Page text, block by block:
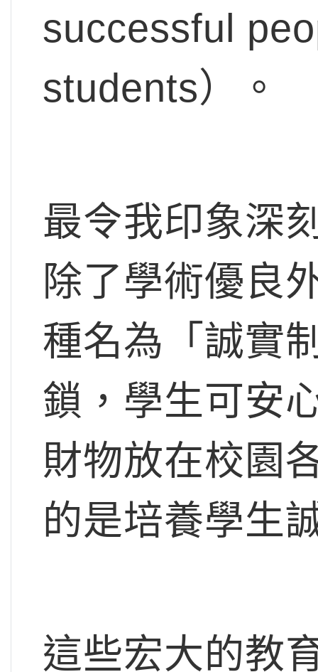
successful
students）。
最令我印象深
除了學術優良
種名為「誠實
鎖，學生可安
財物放在校園
的是培養學生
這些宏大的教